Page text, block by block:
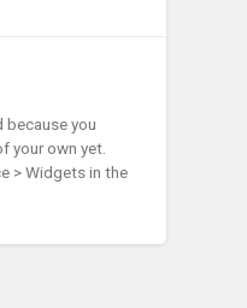
because you
your own yet.
> Widgets in the